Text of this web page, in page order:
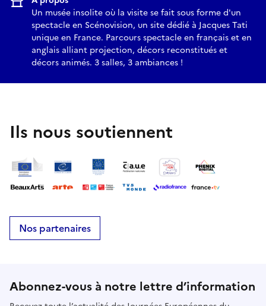
Un musée insolite où la visite se fait sous forme d'un
spectacle en Scénovision, un site dédié à Jacques Tati
unique en France. Parcours spectacle en français et en
anglais alliant projection, décors reconstitués et
décors animés. 3 salles, 3 ambiances !
Ils nous soutiennent
Nos partenaires
Abonnez-vous à notre lettre d’information